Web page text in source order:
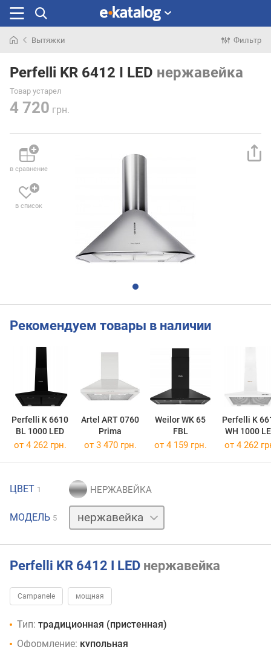
раньше
Вытяжки Фильтр
Perfelli KR 6412 I LED нержавейка
Товар устарел
4 720 грн.
в сравнение
в список
Рекомендуем товары в наличии
Perfelli K 6610
BL 1000 LED
Artel ART 0760
Prima
Weilor WK 65
FBL
Perfelli K
WH 1000
от 4 262 грн. от 3 470 грн. от 4 159 грн. от 4 262
ЦВЕТ 1
МОДЕЛЬ 5
белый
Perfelli KR 6412 I LED нержавейка
Campanele мощная
Тип: традиционная (пристенная)
Оформление: купольная